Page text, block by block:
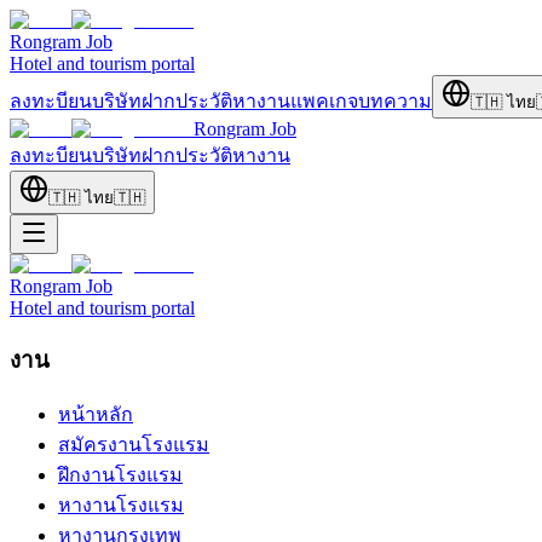
Rongram Job
Hotel and tourism portal
ลงทะบียนบริษัทฝากประวัติหางานแพคเกจบทความ 🇹🇭 ไทย
Rongram Job
ลงทะบียนบริษัทฝากประวัติหางาน
🇹🇭 ไทย🇹🇭
Rongram Job
Hotel and tourism portal
งาน
หน้าหลัก
สมัครงานโรงแรม
ฝึกงานโรงแรม
หางานโรงแรม
หางานกรุงเทพ